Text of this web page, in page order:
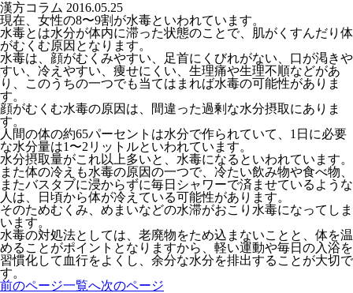
漢方コラム 2016.05.25
現在、女性の8〜9割が水毒といわれています。
水毒とは水分が体内に滞った状態のことで、肌がくすんだり体
がむくむ原因となります。
水毒は、顔がむくみやすい、足首にくびれがない、口が渇きや
すい、冷えやすい、痩せにくい、生理痛や生理不順などがあ
り、このうちの一つでも当てはまれば水毒の可能性がありま
す。
顔がむくむ水毒の原因は、間違った過剰な水分摂取にありま
す。
人間の体の約65パーセントは水分で作られていて、1日に必要
な水分量は1〜2リットルといわれています。
水分摂取量がこれ以上多いと、水毒になるといわれています。
また体の冷えも水毒の原因の一つで、冷たい飲み物や食べ物、
またバスタブに浸からずに毎日シャワーで済ませているような
人は、日頃から体が冷えている可能性があります。
そのためむくみ、めまいなどの水滞がおこり水毒になってしま
います。
水毒の対処法としては、老廃物をため込まないことと、体を温
めることがポイントとなりますから、軽い運動や毎日の入浴を
習慣化して血行をよくし、余分な水分を排出することが大切で
す。
前のページ一覧へ次のページ